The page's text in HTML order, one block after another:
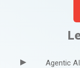
Agentic